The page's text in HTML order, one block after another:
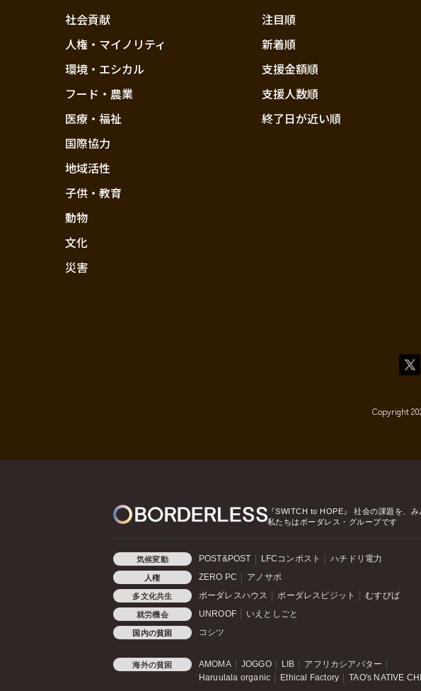
社会貢献
人権・マイノリティ
環境・エシカル
フード・農業
医療・福祉
国際協力
地域活性
子供・教育
動物
文化
災害
注目順
新着順
支援金額順
支援人数順
終了日が近い順
Copyright
『SWITCH to HOPE』
社会の課題を、み
私たちはボーダレス・グループです
気候変動 POST&POST LFCコンポスト ハチドリ電力
人権 ZERO PC アノサポ
多文化共生 ボーダレスハウス ボーダレスビジット むすびば
就労機会 UNROOF いえとしごと
国内の貧困 コシツ
海外の貧困 AMOMA JOGGO LIB
アフリカシアバター
Haruulala organic
Ethical Factory TAO's NATIVE